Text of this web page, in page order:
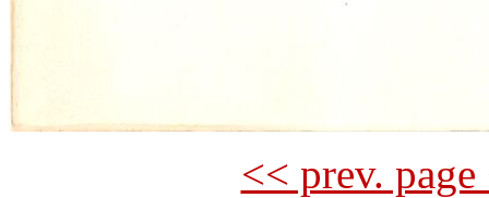
<< prev.